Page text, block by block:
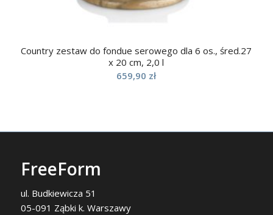
Country zestaw do fondue serowego dla 6 os., śred.27
x 20 cm, 2,0 l
659,90 zł
FreeForm
ul. Budkiewicza 51
05-091 Ząbki k. Warszawy